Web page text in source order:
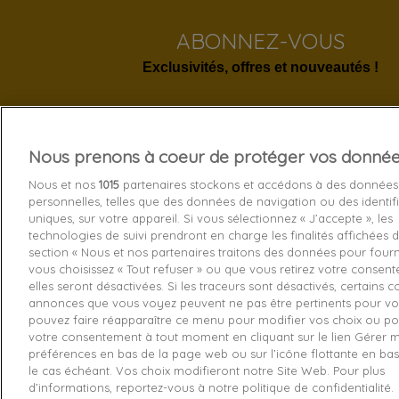
ABONNEZ-VOUS
Exclusivités, offres et nouveautés !
Services
Livraison
Echange
Paiement
Retourner
Nous prenons à coeur de protéger vos
Nous et nos 1015 partenaires stockons et accédons à des données
personnelles, telles que des données de navigation ou des
uniques, sur votre appareil. Si vous sélectionnez « J’accepte », les
technologies de suivi prendront en charge les finalités affichées
section « Nous et nos partenaires traitons des données pour
vous choisissez « Tout refuser » ou que vous retirez votre
elles seront désactivées. Si les traceurs sont désactivés, certains
annonces que vous voyez peuvent ne pas être pertinents pour
pouvez faire réapparaître ce menu pour modifier vos choix ou
votre consentement à tout moment en cliquant sur le lien Gérer
préférences en bas de la page web ou sur l’icône flottante en
le cas échéant. Vos choix modifieront notre Site Web. Pour plus
d’informations, reportez-vous à notre politique de confidentialité.